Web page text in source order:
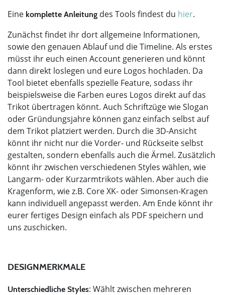
Eine komplette Anleitung des Tools findest du hier.
Zunächst findet ihr dort allgemeine Informationen,
sowie den genauen Ablauf und die Timeline. Als erstes
müsst ihr euch einen Account generieren und könnt
dann direkt loslegen und eure Logos hochladen. Da
Tool bietet ebenfalls spezielle Feature, sodass ihr
beispielsweise die Farben eures Logos direkt auf das
Trikot übertragen könnt. Auch Schriftzüge wie Slogan
oder Gründungsjahre können ganz einfach selbst auf
dem Trikot platziert werden. Durch die 3D-Ansicht
könnt ihr nicht nur die Vorder- und Rückseite selbst
gestalten, sondern ebenfalls auch die Ärmel. Zusätzlich
könnt ihr zwischen verschiedenen Styles wählen, wie
Langarm- oder Kurzarmtrikots wählen. Aber auch die
Kragenform, wie z.B. Core XK- oder Simonsen-Kragen
kann individuell angepasst werden. Am Ende könnt ihr
eurer fertiges Design einfach als PDF speichern und
uns zuschicken.
DESIGNMERKMALE
Unterschiedliche Styles: Wählt zwischen mehreren